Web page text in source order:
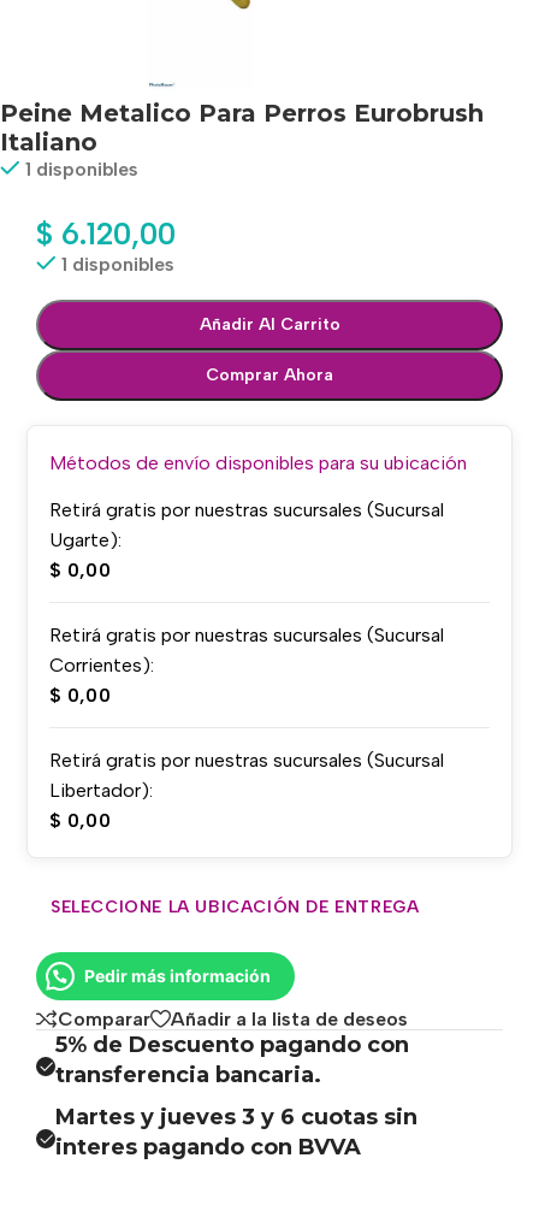
Peine Metalico Para Perros Eurobrush
Italiano
1 disponibles
$ 6.120,00
1 disponibles
Añadir Al Carrito
Comprar Ahora
Métodos de envío disponibles para su ubicación
Retirá gratis por nuestras sucursales (Sucursal
Ugarte):
$ 0,00
Retirá gratis por nuestras sucursales (Sucursal
Corrientes):
$ 0,00
Retirá gratis por nuestras sucursales (Sucursal
Libertador):
$ 0,00
SELECCIONE LA UBICACIÓN DE ENTREGA
Pedir más información
Comparar Añadir a la lista de deseos
5% de Descuento pagando con
transferencia bancaria.
Martes y jueves 3 y 6 cuotas sin
interes pagando con BVVA